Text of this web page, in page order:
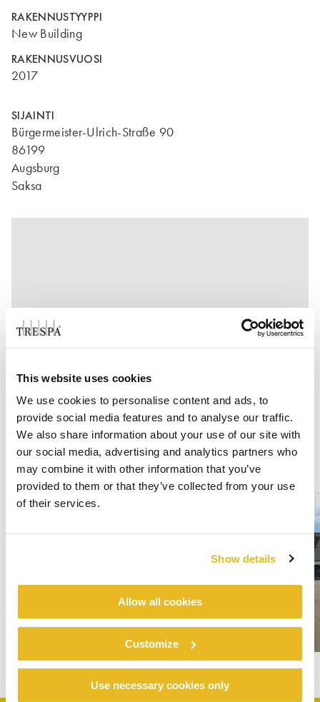
This website uses cookies
We use cookies to personalise content and ads, to
provide social media features and to analyse our traffic.
We also share information about your use of our site with
our social media, advertising and analytics partners who
may combine it with other information that you’ve
provided to them or that they’ve collected from your use
of their services.
Show details
Allow all cookies
Customize
Use necessary cookies only
RAKENNUSTYYPPI
New Building
RAKENNUSVUOSI
2017
SIJAINTI
Bürgermeister-Ulrich-Straße 90
86199
Augsburg
Saksa